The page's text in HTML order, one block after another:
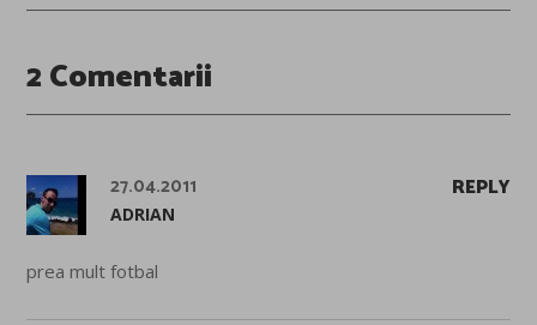
2 Comentarii
REPLY
27.04.2011
ADRIAN
prea mult fotbal